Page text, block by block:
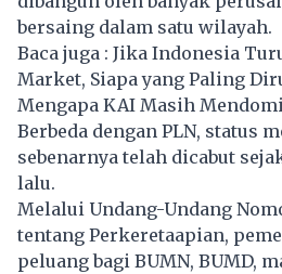
bersaing dalam satu wilayah.
Baca juga : Jika Indonesia
Market, Siapa yang Paling
Mengapa KAI Masih
Berbeda dengan PLN, status
sebenarnya telah dicabut
lalu.
Melalui Undang-Undang
tentang Perkeretaapian,
peluang bagi BUMN, BUMD,